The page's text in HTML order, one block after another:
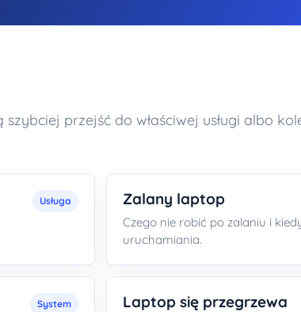
przejść do właściwej usługi albo
Usługa Zalany laptop
Czego nie robić po zalaniu i
uruchamiania.
System Laptop się przegrzewa